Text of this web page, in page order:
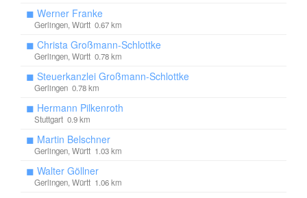
◼ Werner Franke
Gerlingen, Württ 0.67 km
◼ Christa Großmann-Schlottke
Gerlingen, Württ 0.78 km
◼ Steuerkanzlei Großmann-Schlottke
Gerlingen 0.78 km
◼ Hermann Pilkenroth
Stuttgart 0.9 km
◼ Martin Belschner
Gerlingen, Württ 1.03 km
◼ Walter Göllner
Gerlingen, Württ 1.06 km